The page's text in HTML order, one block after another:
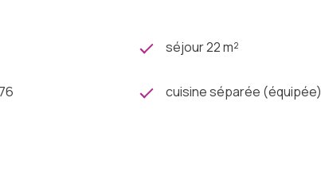
séjour 22 m²
cuisine séparée (équipée)